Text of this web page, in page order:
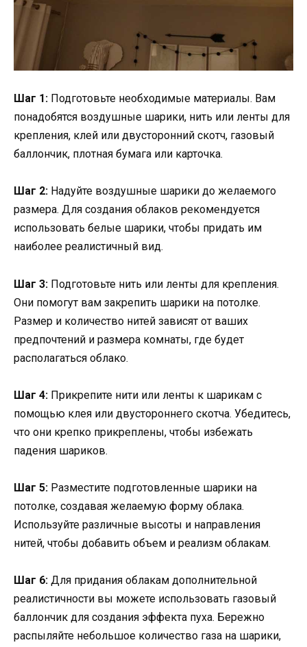
Шаг 1: Подготовьте необходимые материалы. Вам
понадобятся воздушные шарики, нить или ленты для
крепления, клей или двусторонний скотч, газовый
баллончик, плотная бумага или карточка.
Шаг 2: Надуйте воздушные шарики до желаемого
размера. Для создания облаков рекомендуется
использовать белые шарики, чтобы придать им
наиболее реалистичный вид.
Шаг 3: Подготовьте нить или ленты для крепления.
Они помогут вам закрепить шарики на потолке.
Размер и количество нитей зависят от ваших
предпочтений и размера комнаты, где будет
располагаться облако.
Шаг 4: Прикрепите нити или ленты к шарикам с
помощью клея или двустороннего скотча. Убедитесь,
что они крепко прикреплены, чтобы избежать
падения шариков.
Шаг 5: Разместите подготовленные шарики на
потолке, создавая желаемую форму облака.
Используйте различные высоты и направления
нитей, чтобы добавить объем и реализм облакам.
Шаг 6: Для придания облакам дополнительной
реалистичности вы можете использовать газовый
баллончик для создания эффекта пуха. Бережно
распыляйте небольшое количество газа на шарики,